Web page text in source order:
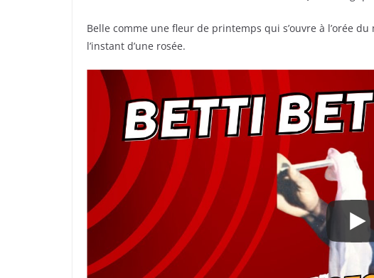
Belle comme une fleur de printemps qui s’ouvre à l’orée
l’instant d’une rosée.